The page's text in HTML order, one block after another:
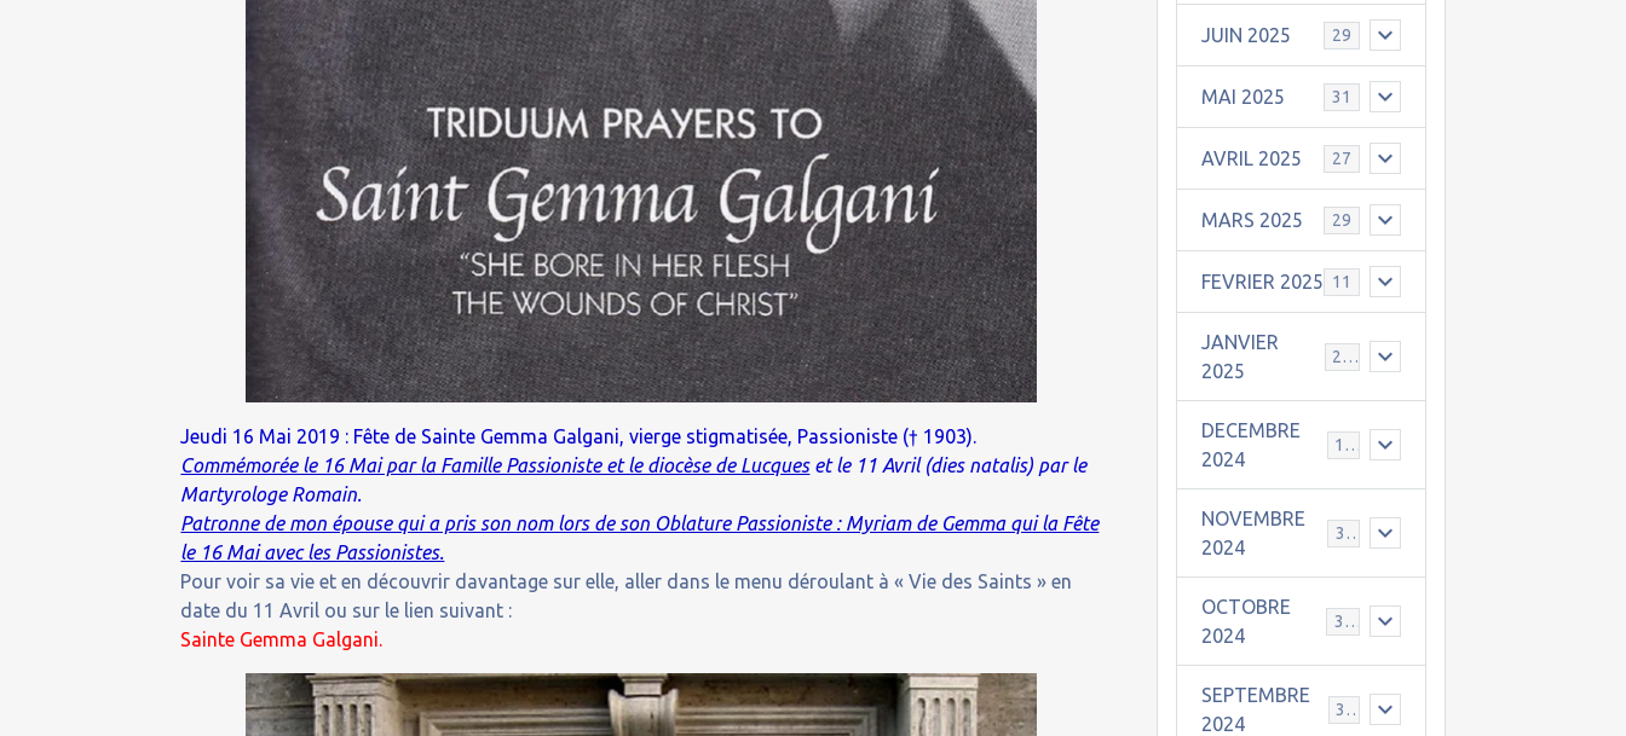
Jeudi 16 Mai 2019 : Fête de Sainte Gemma Galgani, vierge stigmatisée, Passioniste († 1903).
Commémorée le 16 Mai par la Famille Passioniste et le diocèse de Lucqueset le 11 Avril (dies natalis) par le
Martyrologe Romain.
Patronne de mon épouse qui a pris son nom lors de son Oblature Passioniste : Myriam de Gemma qui la Fête
le 16 Mai avec les Passionistes.
Pour voir sa vie et en découvrir davantage sur elle, aller dans le menu déroulant à « Vie des Saints » en
date du 11 Avril ou sur le lien suivant :
Sainte Gemma Galgani.
JUIN 2025 29
MAI 2025 31
AVRIL 2025 27
MARS 2025 29
FEVRIER 2025 11
JANVIER
2025
25
DECEMBRE
2024
19
NOVEMBRE
2024
30
OCTOBRE
2024
31
SEPTEMBRE
2024
30